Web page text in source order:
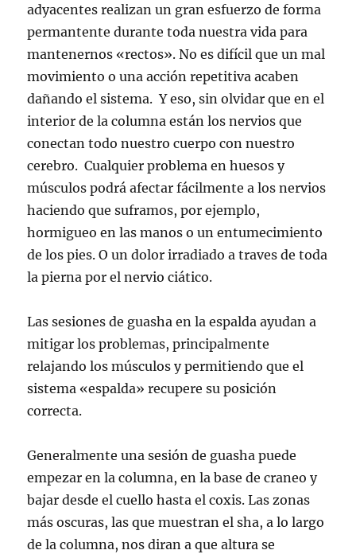
adyacentes realizan un gran esfuerzo de forma
permantente durante toda nuestra vida para
mantenernos «rectos». No es difícil que un mal
movimiento o una acción repetitiva acaben
dañando el sistema. Y eso, sin olvidar que en el
interior de la columna están los nervios que
conectan todo nuestro cuerpo con nuestro
cerebro. Cualquier problema en huesos y
músculos podrá afectar fácilmente a los nervios
haciendo que suframos, por ejemplo,
hormigueo en las manos o un entumecimiento
de los pies. O un dolor irradiado a traves de toda
la pierna por el nervio ciático.
Las sesiones de guasha en la espalda ayudan a
mitigar los problemas, principalmente
relajando los músculos y permitiendo que el
sistema «espalda» recupere su posición
correcta.
Generalmente una sesión de guasha puede
empezar en la columna, en la base de craneo y
bajar desde el cuello hasta el coxis. Las zonas
más oscuras, las que muestran el sha, a lo largo
de la columna, nos diran a que altura se